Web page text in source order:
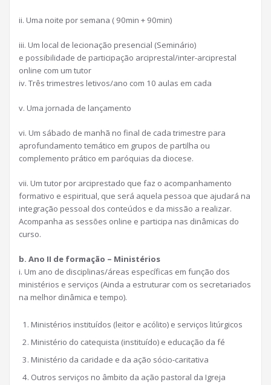
ii. Uma noite por semana ( 90min + 90min)
iii. Um local de lecionação presencial (Seminário)
e possibilidade de participação arciprestal/inter-arciprestal
online com um tutor
iv. Três trimestres letivos/ano com 10 aulas em cada
v. Uma jornada de lançamento
vi. Um sábado de manhã no final de cada trimestre para
aprofundamento temático em grupos de partilha ou
complemento prático em paróquias da diocese.
vii. Um tutor por arciprestado que faz o acompanhamento
formativo e espiritual, que será aquela pessoa que ajudará na
integração pessoal dos conteúdos e da missão a realizar.
Acompanha as sessões online e participa nas dinâmicas do
curso.
b. Ano II de formação – Ministérios
i. Um ano de disciplinas/áreas específicas em função dos
ministérios e serviços (Ainda a estruturar com os secretariados
na melhor dinâmica e tempo).
Ministérios instituídos (leitor e acólito) e serviços litúrgicos
Ministério do catequista (instituído) e educação da fé
Ministério da caridade e da ação sócio-caritativa
Outros serviços no âmbito da ação pastoral da Igreja